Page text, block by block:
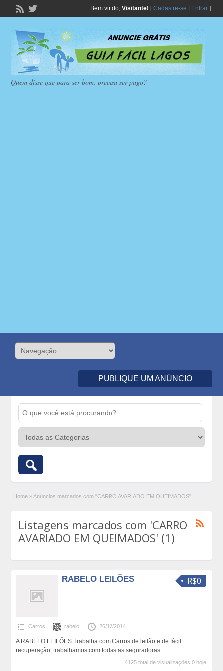
Bem vindo, Visitante! [Cadastre-se Entrar]
Quem disse que para ser bom, precisa ser pago?
PUBLIQUE UM ANÚNCIO
Home » Anúncios marcados com "CARRO AVARIADO EM QUEIMADOS"
Listagens marcados com 'CARRO
AVARIADO EM QUEIMADOS' (1)
R$0
RABELO LEILÕES
Carros rabelo 26/12/2014
A RABELO LEILÕES Trabalha com Carros de leilão e de fácil
recuperação, trabalhamos com todas as seguradoras
4125 total de visualizações,0 hoje